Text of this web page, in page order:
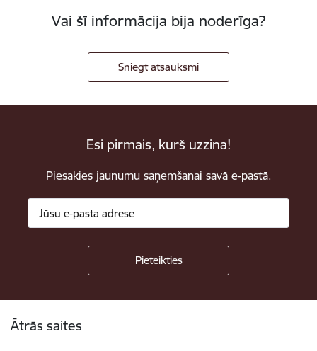
Vai šī informācija bija noderīga?
Sniegt atsauksmi
Esi pirmais, kurš uzzina!
Piesakies jaunumu saņemšanai savā e-pastā.
Ātrās saites